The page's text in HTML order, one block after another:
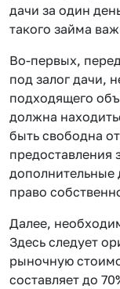
дачи за один
такого займа
Во-первых,
под залог дачи,
подходящего
должна
быть свободна
предоставления
право
Далее,
Здесь следует
рыночную
составляет до